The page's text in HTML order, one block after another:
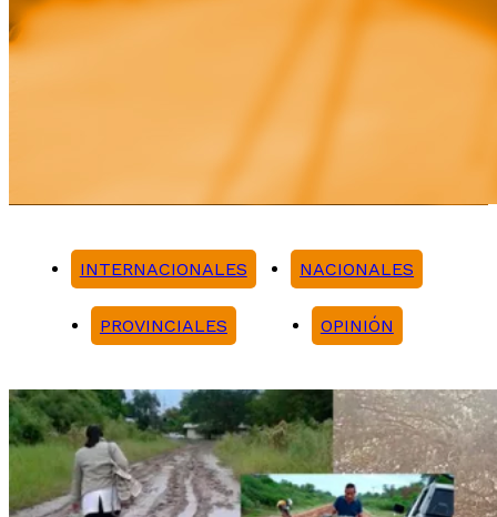
Noticias
INTERNACIONALES NACIONALES
PROVINCIALES OPINIÓN